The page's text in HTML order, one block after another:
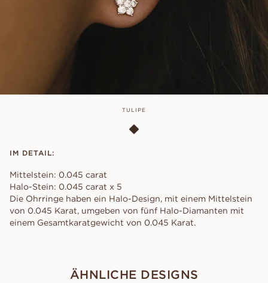
TULIPE
IM DETAIL:
Mittelstein: 0.045 carat
Halo-Stein: 0.045 carat x 5
Die Ohrringe haben ein Halo-Design, mit einem Mittelstein
von 0.045 Karat, umgeben von fünf Halo-Diamanten mit
einem Gesamtkaratgewicht von 0.045 Karat.
ÄHNLICHE DESIGNS